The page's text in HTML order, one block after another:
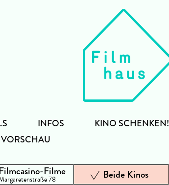
VORSCHAU
INFOS KINO SCHENKEN!
Filmcasino-Filme
78 Beide Kinos